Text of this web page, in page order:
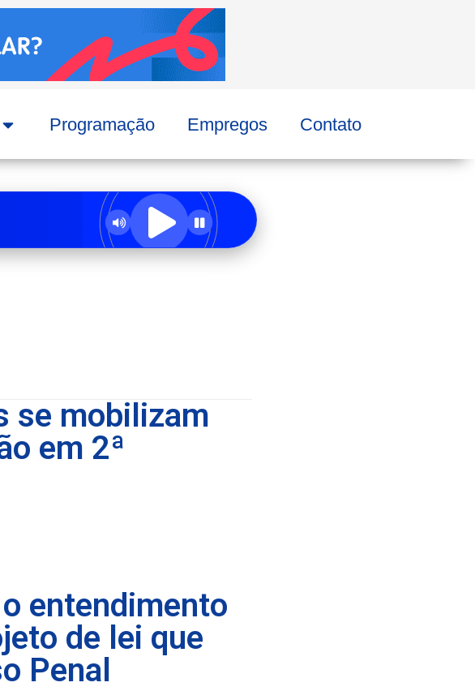
Programação Empregos Contato
se mobilizam
em 2ª
entendimento
de lei que
Penal